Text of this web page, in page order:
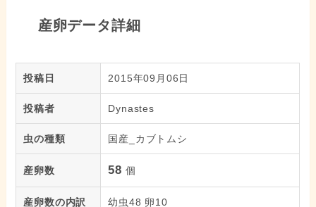
産卵データ詳細
投稿日 2015年09月06日
投稿者 Dynastes
虫の種類 国産_カブトムシ
産卵数 58 個
産卵数の内訳 幼虫48 卵10